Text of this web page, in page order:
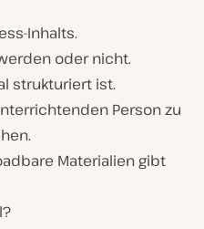
Inhalts.
oder nicht.
strukturiert ist.
Person zu
Materialien gibt